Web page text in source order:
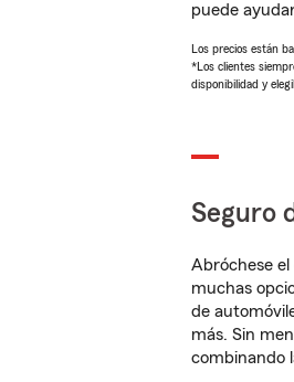
puede
Los precios están
*Los clientes
disponibilidad y
Seguro
Abróchese
muchas
de
más. Sin
combinando